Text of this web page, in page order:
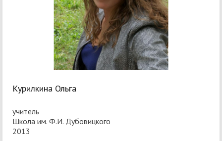
Курилкина Ольга
учитель
Школа им. Ф.И. Дубовицкого
2013